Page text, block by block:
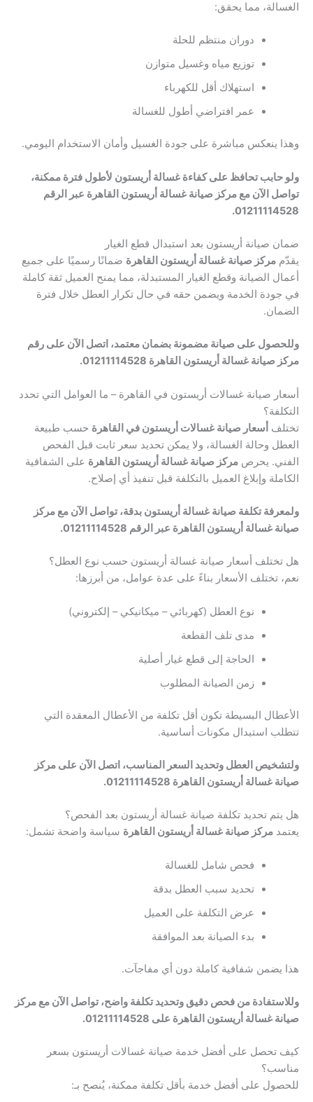
الغسالة، مما يحقق:
دوران منتظم للحلة
توزيع مياه وغسيل متوازن
استهلاك أقل للكهرباء
عمر افتراضي أطول للغسالة
وهذا ينعكس مباشرة على جودة الغسيل وأمان الاستخدام اليومي.
ولو حابب تحافظ على كفاءة غسالة أريستون لأطول فترة ممكنة،
تواصل الآن مع مركز صيانة غسالة أريستون القاهرة عبر الرقم
01211114528.
ضمان صيانة أريستون بعد استبدال قطع الغيار
يقدّم مركز صيانة غسالة أريستون القاهرة ضمانًا رسميًا على جميع
أعمال الصيانة وقطع الغيار المستبدلة، مما يمنح العميل ثقة كاملة
في جودة الخدمة ويضمن حقه في حال تكرار العطل خلال فترة
الضمان.
وللحصول على صيانة مضمونة بضمان معتمد، اتصل الآن على رقم
مركز صيانة غسالة أريستون القاهرة 01211114528.
أسعار صيانة غسالات أريستون في القاهرة – ما العوامل التي تحدد
التكلفة؟
تختلف أسعار صيانة غسالات أريستون في القاهرة حسب طبيعة
العطل وحالة الغسالة، ولا يمكن تحديد سعر ثابت قبل الفحص
الفني. يحرص مركز صيانة غسالة أريستون القاهرة على الشفافية
الكاملة وإبلاغ العميل بالتكلفة قبل تنفيذ أي إصلاح.
ولمعرفة تكلفة صيانة غسالة أريستون بدقة، تواصل الآن مع مركز
صيانة غسالة أريستون القاهرة عبر الرقم 01211114528.
هل تختلف أسعار صيانة غسالة أريستون حسب نوع العطل؟
نعم، تختلف الأسعار بناءً على عدة عوامل، من أبرزها:
نوع العطل (كهربائي – ميكانيكي – إلكتروني)
مدى تلف القطعة
الحاجة إلى قطع غيار أصلية
زمن الصيانة المطلوب
الأعطال البسيطة تكون أقل تكلفة من الأعطال المعقدة التي
تتطلب استبدال مكونات أساسية.
ولتشخيص العطل وتحديد السعر المناسب، اتصل الآن على مركز
صيانة غسالة أريستون القاهرة 01211114528.
هل يتم تحديد تكلفة صيانة غسالة أريستون بعد الفحص؟
يعتمد مركز صيانة غسالة أريستون القاهرة سياسة واضحة تشمل:
فحص شامل للغسالة
تحديد سبب العطل بدقة
عرض التكلفة على العميل
بدء الصيانة بعد الموافقة
هذا يضمن شفافية كاملة دون أي مفاجآت.
وللاستفادة من فحص دقيق وتحديد تكلفة واضح، تواصل الآن مع مركز
صيانة غسالة أريستون القاهرة على 01211114528.
كيف تحصل على أفضل خدمة صيانة غسالات أريستون بسعر
مناسب؟
للحصول على أفضل خدمة بأقل تكلفة ممكنة، يُنصح بـ: